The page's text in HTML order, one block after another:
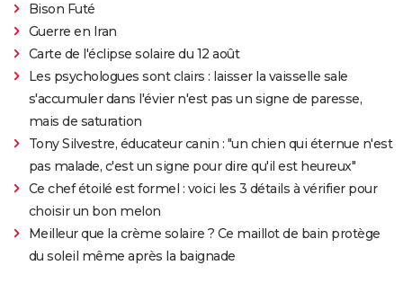
Bison Futé
Guerre en Iran
Carte de l'éclipse solaire du 12 août
Les psychologues sont clairs : laisser la vaisselle sale
s'accumuler dans l'évier n'est pas un signe de paresse,
mais de saturation
Tony Silvestre, éducateur canin : "un chien qui éternue n'est
pas malade, c'est un signe pour dire qu'il est heureux"
Ce chef étoilé est formel : voici les 3 détails à vérifier pour
choisir un bon melon
Meilleur que la crème solaire ? Ce maillot de bain protège
du soleil même après la baignade